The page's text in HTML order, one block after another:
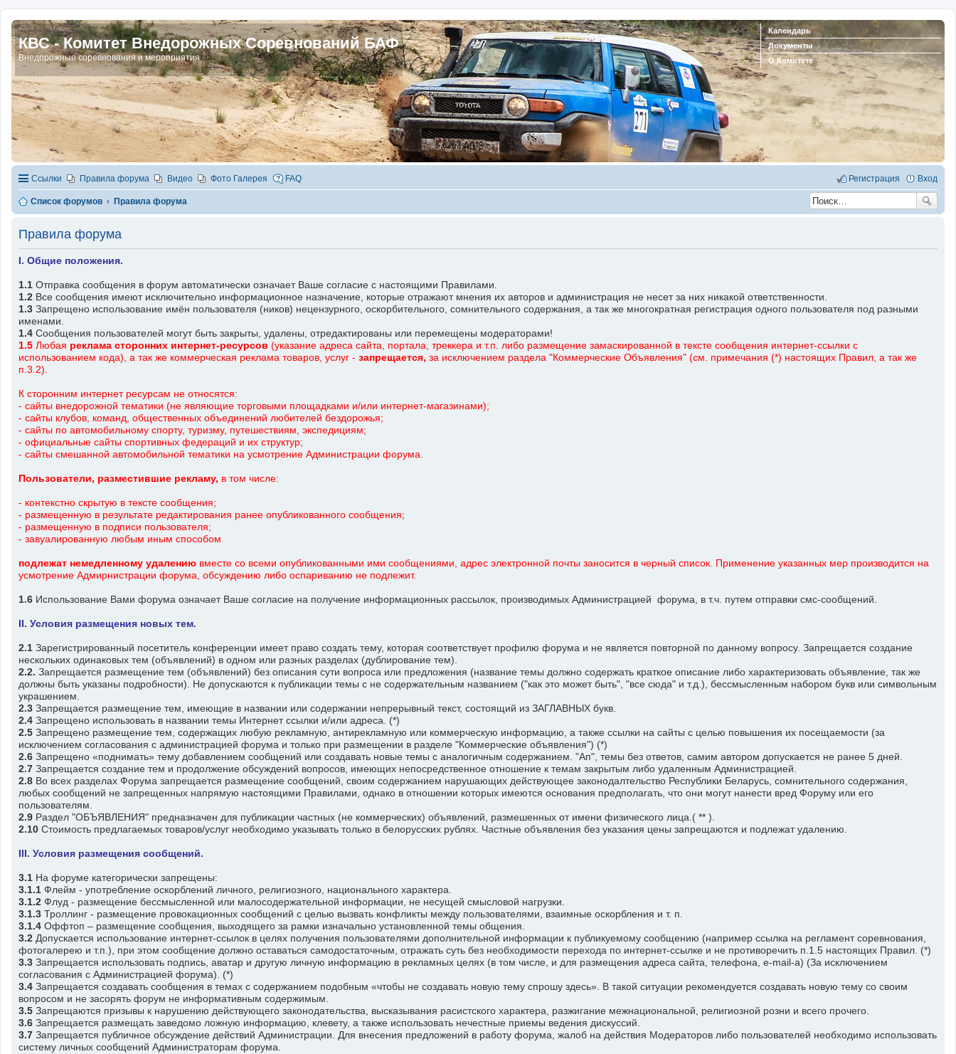
КВС - Комитет Внедорожных Соревнований БАФ
Внедорожные соревнования и мероприятия
Календарь
Документы
О Комитете
Ссылки Правила форума Видео Фото Галерея FAQ Вход
Регистрация
Список форумов Правила форума
Правила форума
I. Общие положения.
1.1 Отправка сообщения в форум автоматически означает Ваше согласие с настоящими Правилами.
1.2 Все сообщения имеют исключительно информационное назначение, которые отражают мнения их авторов и администрация не несет за них никакой ответственности.
1.3 Запрещено использование имён пользователя (ников) нецензурного, оскорбительного, сомнительного содержания, а так же многократная регистрация одного пользователя под разными
именами.
1.4 Сообщения пользователей могут быть закрыты, удалены, отредактированы или перемещены модераторами!
1.5 Любая реклама сторонних интернет-ресурсов (указание адреса сайта, портала, треккера и т.п. либо размещение замаскированной в тексте сообщения интернет-ссылки с
использованием кода), а так же коммерческая реклама товаров, услуг - запрещается, за исключением раздела "Коммерческие Объявления" (см. примечания (*) настоящих Правил, а так же
п.3.2).
К сторонним интернет ресурсам не относятся:
- сайты внедорожной тематики (не являющие торговыми площадками и/или интернет-магазинами);
- сайты клубов, команд, общественных объединений любителей бездорожья;
- сайты по автомобильному спорту, туризму, путешествиям, экспедициям;
- официальные сайты спортивных федераций и их структур;
- сайты смешанной автомобильной тематики на усмотрение Администрации форума.
Пользователи, разместившие рекламу, в том числе:
- контекстно скрытую в тексте сообщения;
- размещенную в результате редактирования ранее опубликованного сообщения;
- размещенную в подписи пользователя;
- завуалированную любым иным способом
подлежат немедленному удалению вместе со всеми опубликованными ими сообщениями, адрес электронной почты заносится в черный список. Применение указанных мер производится на
усмотрение Адмирнистрации форума, обсуждению либо оспариванию не подлежит.
1.6 Использование Вами форума означает Ваше согласие на получение информационных рассылок, производимых Администрацией форума, в т.ч. путем отправки смс-сообщений.
II. Условия размещения новых тем.
2.1 Зарегистрированный посетитель конференции имеет право создать тему, которая соответствует профилю форума и не является повторной по данному вопросу. Запрещается создание
нескольких одинаковых тем (объявлений) в одном или разных разделах (дублирование тем).
2.2. Запрещается размещение тем (объявлений) без описания сути вопроса или предложения (название темы должно содержать краткое описание либо характеризовать объявление, так же
должны быть указаны подробности). Не допускаются к публикации темы с не содержательным названием ("как это может быть", "все сюда" и т.д.), бессмысленным набором букв или символьным
украшением.
2.3 Запрещается размещение тем, имеющие в названии или содержании непрерывный текст, состоящий из ЗАГЛАВНЫХ букв.
2.4 Запрещено использовать в названии темы Интернет ссылки и/или адреса. (*)
2.5 Запрещено размещение тем, содержащих любую рекламную, антирекламную или коммерческую информацию, а также ссылки на сайты с целью повышения их посещаемости (за
исключением согласования с администрацией форума и только при размещении в разделе "Коммерческие объявления") (*)
2.6 Запрещено «поднимать» тему добавлением сообщений или создавать новые темы с аналогичным содержанием. "Ап", темы без ответов, самим автором допускается не ранее 5 дней.
2.7 Запрещается создание тем и продолжение обсуждений вопросов, имеющих непосредственное отношение к темам закрытым либо удаленным Администрацией.
2.8 Во всех разделах Форума запрещается размещение сообщений, своим содержанием нарушающих действующее законодалтельство Республики Беларусь, сомнительного содержания,
любых сообщений не запрещенных напрямую настоящими Правилами, однако в отношении которых имеются основания предполагать, что они могут нанести вред Форуму или его
пользователям.
2.9 Раздел "ОБЪЯВЛЕНИЯ" предназначен для публикации частных (не коммерческих) объявлений, размешенных от имени физического лица.( ** ).
2.10 Стоимость предлагаемых товаров/услуг необходимо указывать только в белорусских рублях. Частные объявления без указания цены запрещаются и подлежат удалению.
III. Условия размещения сообщений.
3.1 На форуме категорически запрещены:
3.1.1 Флейм - употребление оскорблений личного, религиозного, национального характера.
3.1.2 Флуд - размещение бессмысленной или малосодеpжательной информации, не несущей смысловой нагрузки.
3.1.3 Троллинг - размещение провокационных сообщений с целью вызвать конфликты между пользователями, взаимные оскорбления и т. п.
3.1.4 Оффтоп – размещение сообщения, выходящего за рамки изначально установленной темы общения.
3.2 Допускается использование интернет-ссылок в целях получения пользователями дополнительной информации к публикуемому сообщению (например ссылка на регламент соревнования,
фотогалерею и т.п.), при этом сообщение должно оставаться самодостаточным, отражать суть без необходимости перехода по интернет-ссылке и не противоречить п.1.5 настоящих Правил. (*)
3.3 Запрещается использовать подпись, аватар и другую личную информацию в рекламных целях (в том числе, и для размещения адреса сайта, телефона, e-mail-а) (За исключением
согласования с Администрацией форума). (*)
3.4 Запрещается создавать сообщения в темах с содержанием подобным «чтобы не создавать новую тему спрошу здесь». В такой ситуации рекомендуется создавать новую тему со своим
вопросом и не засорять форум не информативным содержимым.
3.5 Запрещаются призывы к нарушению действующего законодательства, высказывания расистского характера, разжигание межнациональной, религиозной розни и всего прочего.
3.6 Запрещается размещать заведомо ложную информацию, клевету, а также использовать нечестные приемы ведения дискуссий.
3.7 Запрещается публичное обсуждение действий Администрации. Для внесения предложений в работу форума, жалоб на действия Модераторов либо пользователей необходимо использовать
систему личных сообщений Администраторам форума.